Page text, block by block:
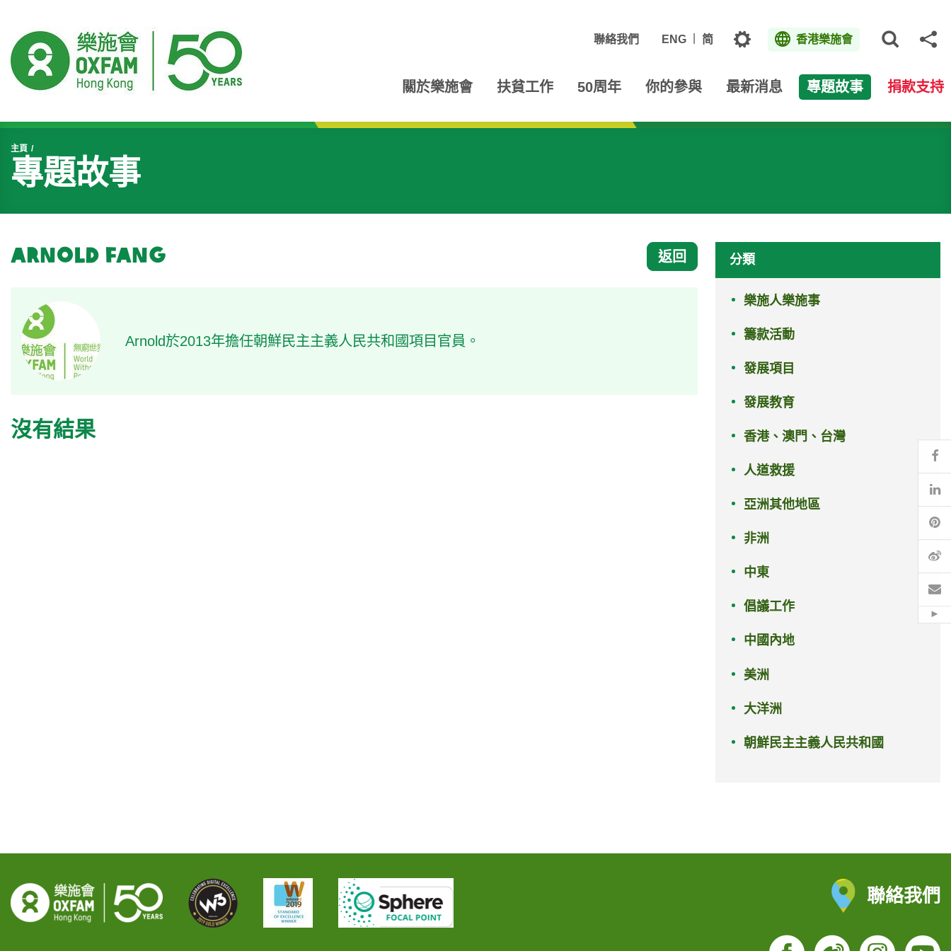
聯絡我們 ENG 简 主題 香港樂施會
關於樂施會 扶貧工作 50周年 你的參與 最新消息 專題故事 捐款支持
開始主要內容
主頁
專題故事
Arnold Fang 返回
Arnold於2013年擔任朝鮮民主主義人民共和國項目官員。
沒有結果
分類
樂施人樂施事
籌款活動
發展項目
發展教育
香港、澳門、台灣
人道救援
亞洲其他地區
非洲
中東
倡議工作
中國內地
美洲
大洋洲
朝鮮民主主義人民共和國
聯絡我們